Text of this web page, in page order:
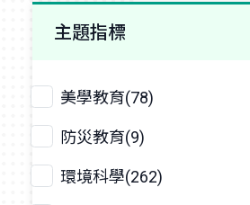
主題指標
美學教育(78)
防災教育(9)
環境科學(262)